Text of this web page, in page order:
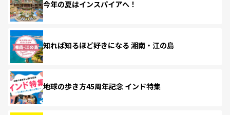
今年の夏はインスパイアへ！
知れば知るほど好きになる 湘南・江の島
地球の歩き方45周年記念 インド特集